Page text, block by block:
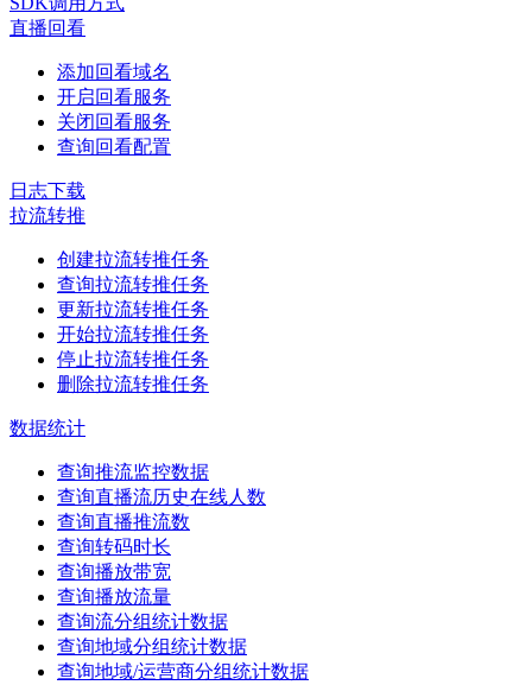
直播回看
添加回看域名
开启回看服务
关闭回看服务
查询回看配置
日志下载
拉流转推
创建拉流转推任务
查询拉流转推任务
更新拉流转推任务
开始拉流转推任务
停止拉流转推任务
删除拉流转推任务
数据统计
查询推流监控数据
查询直播流历史在线人数
查询直播推流数
查询转码时长
查询播放带宽
查询播放流量
查询流分组统计数据
查询地域分组统计数据
查询地域/运营商分组统计数据